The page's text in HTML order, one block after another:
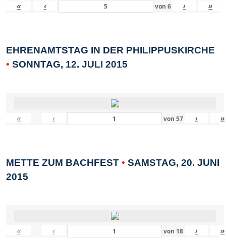
« ‹ von 6 › »
EHRENAMTSTAG IN DER PHILIPPUSKIRCHE
• SONNTAG, 12. JULI 2015
« ‹ von 57 › »
METTE ZUM BACHFEST • SAMSTAG, 20. JUNI
2015
« ‹ von 18 › »